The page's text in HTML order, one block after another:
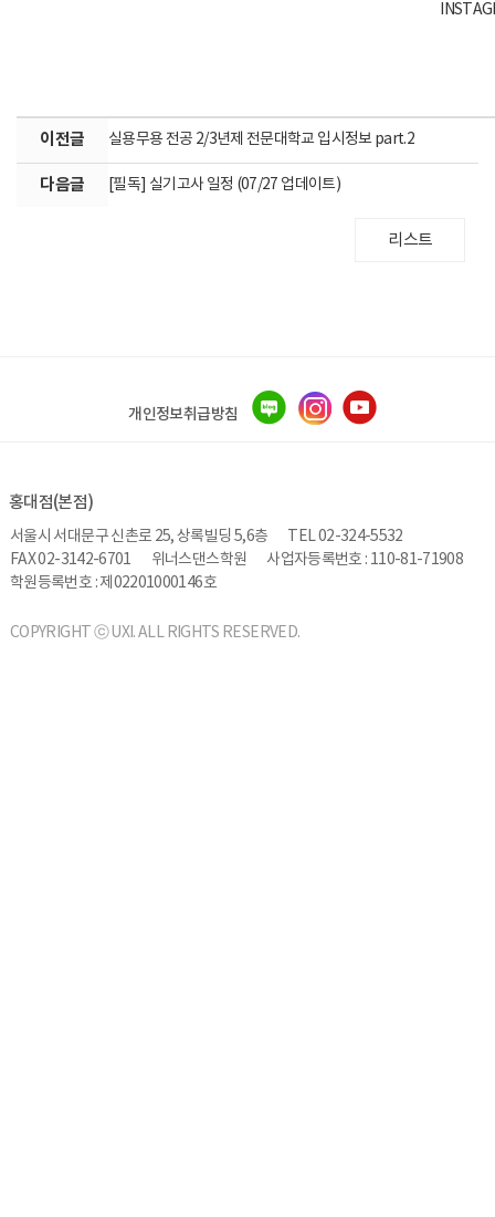
이전글 실용무용 전공 2/3년제 전문대학교 입시정보 part.2
다음글 [필독] 실기고사 일정 (07/27 업데이트)
리스트
개인정보취급방침
홍대점(본점)
서울시 서대문구 신촌로 25, 상록빌딩 5,6층
TEL 02-324-5532
FAX 02-3142-6701
위너스댄스학원
사업자등록번호 : 110-81-71908
학원등록번호 : 제02201000146호
COPYRIGHT ⓒ UXI. ALL RIGHTS RESERVED.